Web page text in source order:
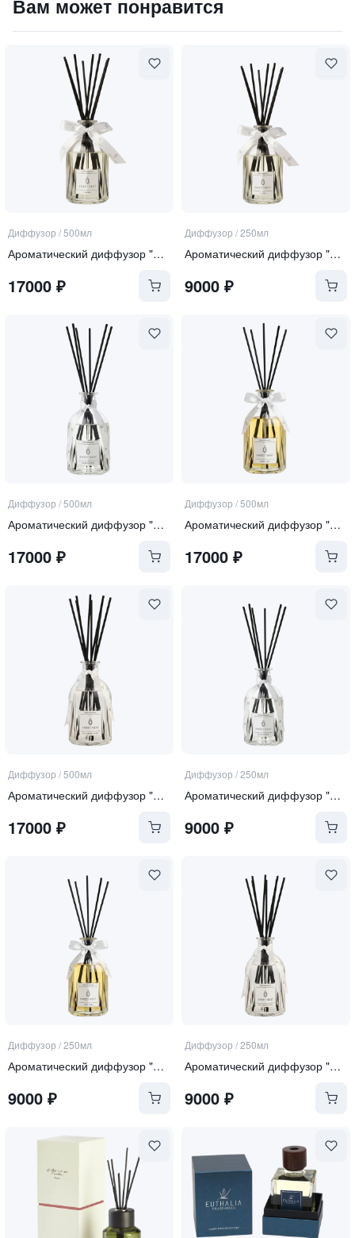
6200₽9 840 ₽
Вам может понравится
Диффузор /500мл
Ароматический диффузор "Pure Rose"
17000 ₽
Диффузор /250мл
Ароматический диффузор "Pure Rose"
9000₽
Диффузор /500мл
Ароматический диффузор "Sea Salt and Orchid"
17000 ₽
Диффузор /500мл
Ароматический диффузор "Tonka and Oud"
17000₽
Диффузор /500мл
Ароматический диффузор "Soft Linen & Cotton"
17000 ₽
Диффузор /250мл
Ароматический диффузор "Sea Salt and Orchid"
9000₽
Диффузор /250мл
Ароматический диффузор "Tonka and Oud"
9000 ₽
Диффузор /250мл
Ароматический диффузор "Soft Linen & Cotton"
9000₽